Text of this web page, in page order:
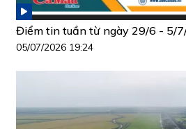
Điểm tin tuần từ ngày 29/6 - 5/
05/07/2026 19:24